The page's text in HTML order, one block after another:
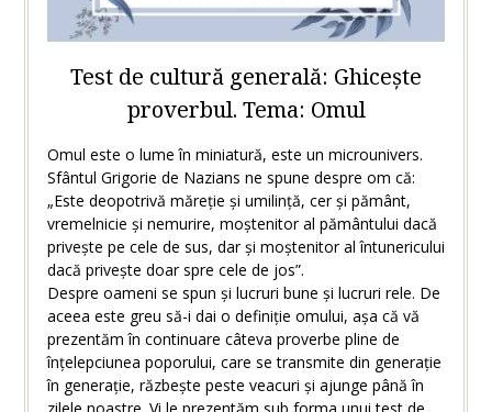
Test de cultură generală: Ghicește
proverbul. Tema: Omul
Omul este o lume în miniatură, este un microunivers.
Sfântul Grigorie de Nazians ne spune despre om că:
„Este deopotrivă măreție și umilință, cer și pământ,
vremelnicie și nemurire, moștenitor al pământului dacă
privește pe cele de sus, dar și moștenitor al întunericului
dacă privește doar spre cele de jos”.
Despre oameni se spun și lucruri bune și lucruri rele. De
aceea este greu să-i dai o definiție omului, așa că vă
prezentăm în continuare câteva proverbe pline de
înțelepciunea poporului, care se transmite din generație
în generație, răzbește peste veacuri și ajunge până în